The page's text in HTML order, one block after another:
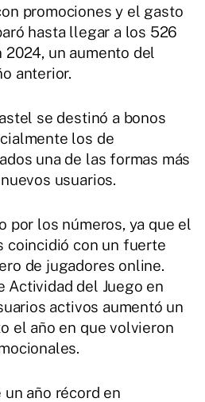
promociones y el gasto
hasta llegar a los 526
un aumento del
anterior.
se destinó a bonos
los de
una de las formas más
usuarios.
por los números, ya que el
coincidió con un fuerte
de jugadores online.
Actividad del Juego en
activos aumentó un
el año en que volvieron
un año récord en